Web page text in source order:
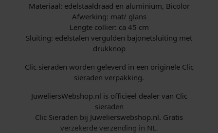
Materiaal: edelstaaldraad en aluminium, Bicolor
Afwerking: mat/ glans
Lengte collier: ca 45 cm
Sluiting: edelstalen vergulden bajonetsluiting met
drukknop
Clic sieraden worden geleverd in een originele Clic
sieraden verpakking.
JuweliersWebshop.nl is officieel dealer van Clic
sieraden
Clic Sieraden bij Juwelierswebshop.nl. Gratis
verzekerde verzending in NL.